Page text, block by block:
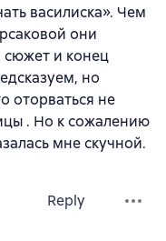
василиска». Чем
они
сюжет и конец
но
оторваться не
. Но к сожалению
мне скучной.
Reply